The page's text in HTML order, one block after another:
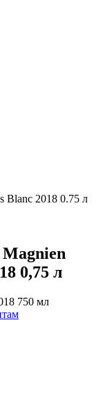
Blanc 2018 0.75 л
0,75 л
750 мл